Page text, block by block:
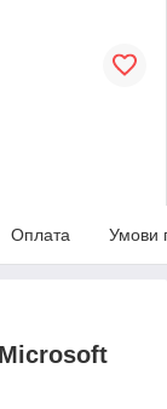
Оплата Умови